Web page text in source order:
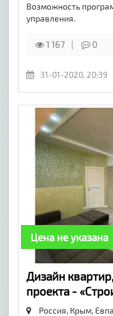
Возможность
управления.
1 167 0
31-01-2020, 20:39
Цена не указана
Дизайн
проекта -
Россия, Крым,